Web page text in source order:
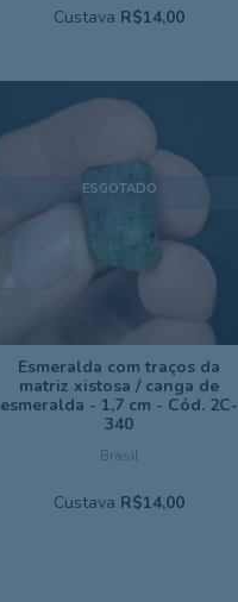
Custava R$14,00
ESGOTADO
Brasil
Esmeralda com traços da
matriz xistosa / canga de
esmeralda - 1,7 cm - Cód. 2C-
340
Custava R$14,00